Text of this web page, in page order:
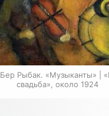
Рыбак. «Музыканты» |
свадьба», около 1924